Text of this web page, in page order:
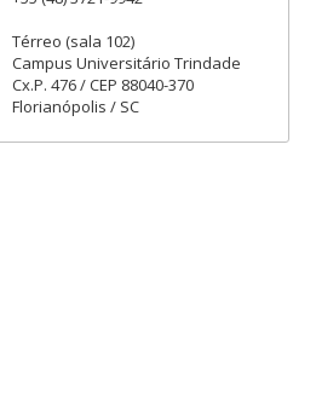
Térreo (sala 102)
Campus Universitário Trindade
Cx.P. 476 / CEP 88040-370
Florianópolis / SC